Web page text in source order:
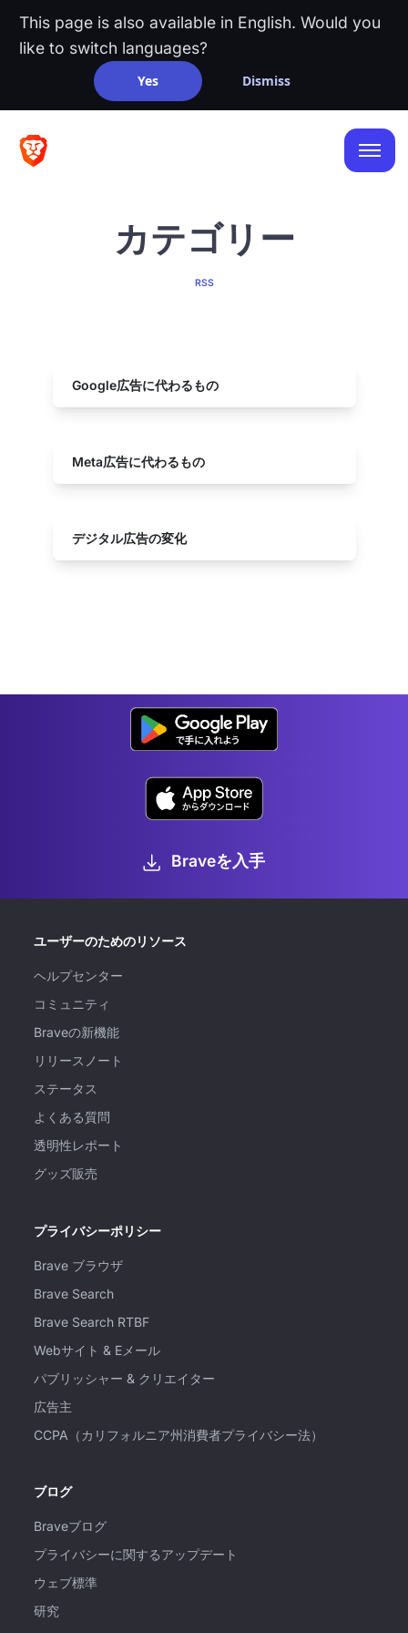
This page is also available in English. Would you
like to switch languages?
Yes Dismiss
カテゴリー
RSS
Google広告に代わるもの
Meta広告に代わるもの
デジタル広告の変化
Braveを入手
ユーザーのためのリソース
ヘルプセンター
コミュニティ
Braveの新機能
リリースノート
ステータス
よくある質問
透明性レポート
グッズ販売
プライバシーポリシー
Brave ブラウザ
Brave Search
Brave Search RTBF
Webサイト & Eメール
パブリッシャー & クリエイター
広告主
CCPA（カリフォルニア州消費者プライバシー法）
ブログ
Braveブログ
プライバシーに関するアップデート
ウェブ標準
研究